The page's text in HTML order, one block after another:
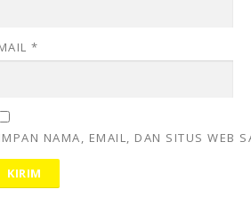
*
NAMA, EMAIL, DAN SITUS WEB